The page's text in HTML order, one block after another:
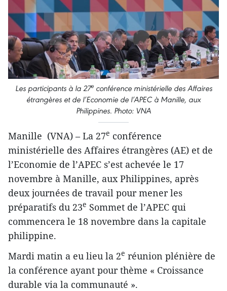
Les participants à la 27econférence ministérielle des Affaires
étrangères et de l’Economie de l’APEC à Manille, aux
Philippines. Photo: VNA
Manille (VNA) – La 27e conférence
ministérielle des Affaires étrangères (AE) et de
l’Economie de l’APEC s’est achevée le 17
novembre à Manille, aux Philippines, après
deux journées de travail pour ​mener les
préparatifs ​du 23e Sommet de l’APEC qui
commencera le 18 novembre dans la capitale
philippine.
Mardi matin a eu lieu la 2e réunion plénière de
la conférence ayant pour thème « Croissance
durable via la communauté ».